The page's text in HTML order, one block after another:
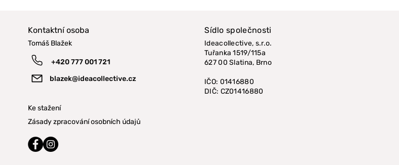
Kontaktní osoba
Tomáš Blažek
+420 777 001 721
blazek@ideacollective.cz
Ke stažení
Zásady zpracování osobních údajů
Sídlo společnosti
Ideacollective, s.r.o.
Tuřanka 1519/115a
627 00 Slatina, Brno
IČO: 01416880
DIČ: CZ01416880